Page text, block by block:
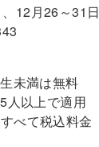
12月26～31日
未満は無料
人以上で適用
べて税込料金